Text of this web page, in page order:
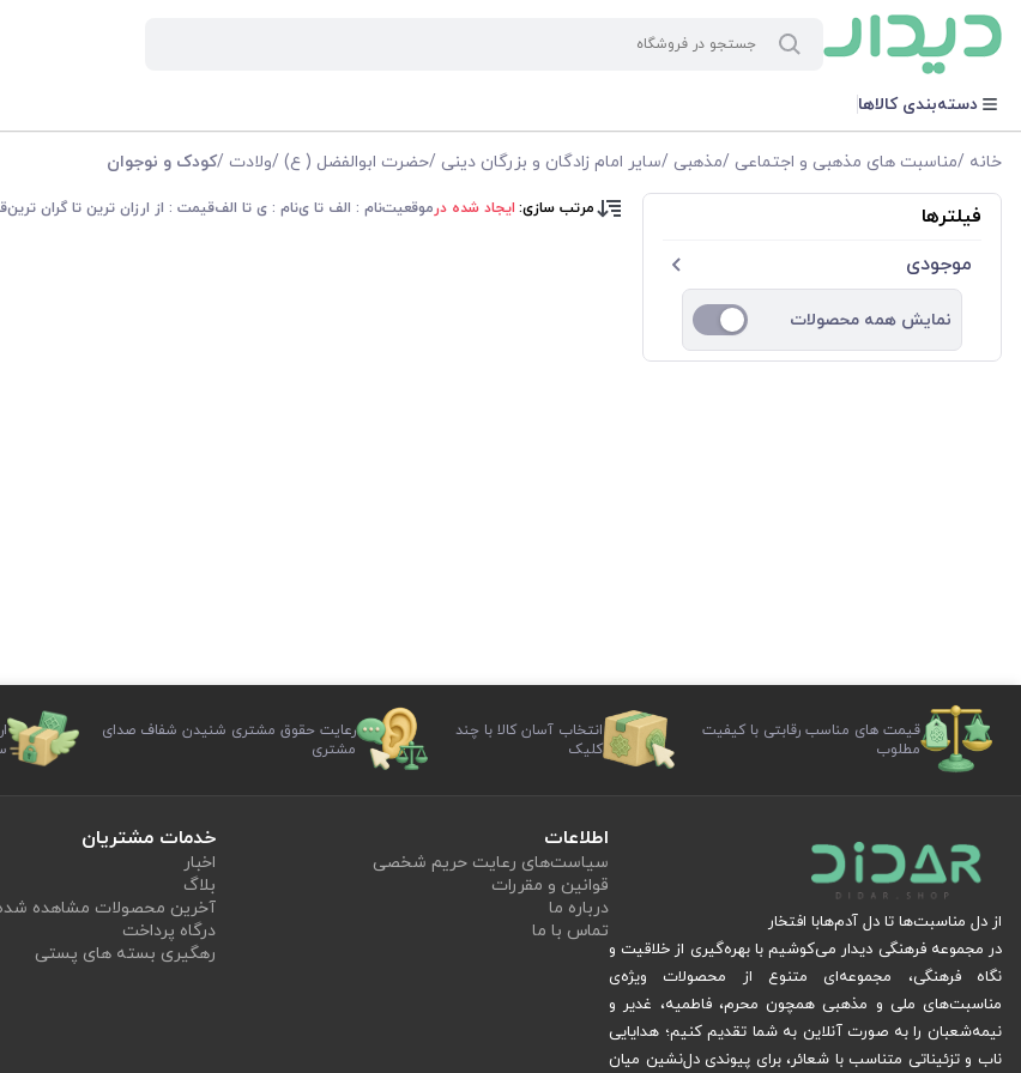
دسته‌بندی کالاها
خانه /مناسبت های مذهبی و اجتماعی /مذهبی /سایر امام زادگان و بزرگان دینی /حضرت ابوالفضل ( ع) /ولادت /کودک و نوجوان
فیلترها
موجودی
نمایش همه محصولات
مرتب سازی: ایجاد شده درموقعیتنام : الف تا ینام : ی تا الفقیمت : از ارزان ترین تا گران ترین
قیمت های مناسب رقابتی با کیفیت
مطلوب
انتخاب آسان کالا با چند
کلیک
رعایت حقوق مشتری شنیدن شفاف صدای
مشتری
از دل مناسبت‌ها تا دل آدم‌هابا افتخار
در مجموعه فرهنگی دیدار می‌کوشیم با بهره‌گیری از خلاقیت و
نگاه فرهنگی، مجموعه‌ای متنوع از محصولات ویژه‌ی
مناسبت‌های ملی و مذهبی همچون محرم، فاطمیه، غدیر و
نیمه‌شعبان را به صورت آنلاین به شما تقدیم کنیم؛ هدایایی
ناب و تزئیناتی متناسب با شعائر، برای پیوندی دل‌نشین میان
اطلاعات
سیاست‏‌های رعایت حریم شخصی
قوانین و مقررات
درباره ما
تماس با ما
خدمات مشتریان
اخبار
بلاگ
آخرین محصولات مشاهده
درگاه پرداخت
رهگیری بسته های پستی